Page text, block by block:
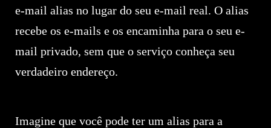
e-mail alias no lugar do seu e-mail real. O alias
recebe os e-mails e os encaminha para o seu e-
mail privado, sem que o serviço conheça seu
verdadeiro endereço.
Imagine que você pode ter um alias para a